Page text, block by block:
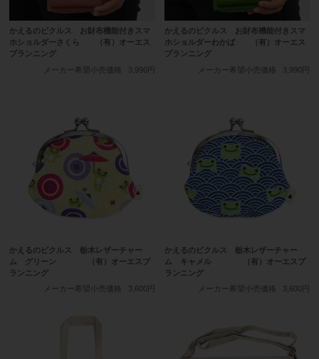
かえるのピクルス お財布機能付きスマ
ホショルダーさくら （有）オーエス
プランニング
メーカー希望小売価格
3,990円
かえるのピクルス お財布機能付きスマ
ホショルダーわかば （有）オーエス
プランニング
メーカー希望小売価格
3,990円
かえるのピクルス 栃木レザーチャー
ム グリーン （有）オーエスプ
ランニング
メーカー希望小売価格
3,600円
かえるのピクルス 栃木レザーチャー
ム キャメル （有）オーエスプ
ランニング
メーカー希望小売価格
3,600円